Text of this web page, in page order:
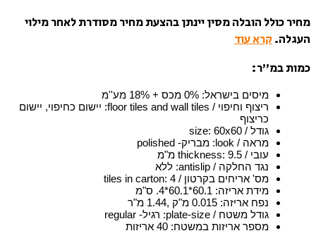
מחיר כולל הובלה מסין יינתן בהצעת מחיר מסודרת לאחר מילוי
העגלה. קרא עוד
כמות במ”ר:
מיסים בישראל: 0% מכס + 18% מע''מ
ריצוף וחיפוי / floor tiles and wall tiles
: יישום כחיפוי, יישום
כריצוף
גודל / size
:60x60
מראה / look
: מבריק- polished
עובי / thickness
:9.5 מ"מ
נגד החלקה / antislip
: ללא
מס' אריחים בקרטון / tiles in carton
:4
מידת אריזה: 60.1*60.1*4. ס"מ
נפח אריזה: 0.015 מ"ק ,1.44 מ"ר
גודל משטח / plate-size
: רגיל- regular
מספר אריזות במשטח: 40 אריזות